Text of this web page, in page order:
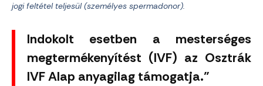
jogi feltétel teljesül (személyes spermadonor).
Indokolt esetben a mesterséges
megtermékenyítést (IVF) az Osztrák
IVF Alap anyagilag támogatja.”